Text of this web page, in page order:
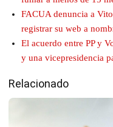
FACUA denuncia a
registrar su web a
El acuerdo entre PP y
y una vicepresidencia
Relacionado